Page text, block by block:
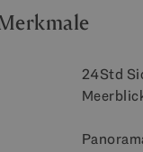
24Std